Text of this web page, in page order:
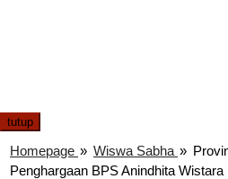
tutup
Homepage » Wiswa Sabha »
Penghargaan BPS Anindhita Wistara